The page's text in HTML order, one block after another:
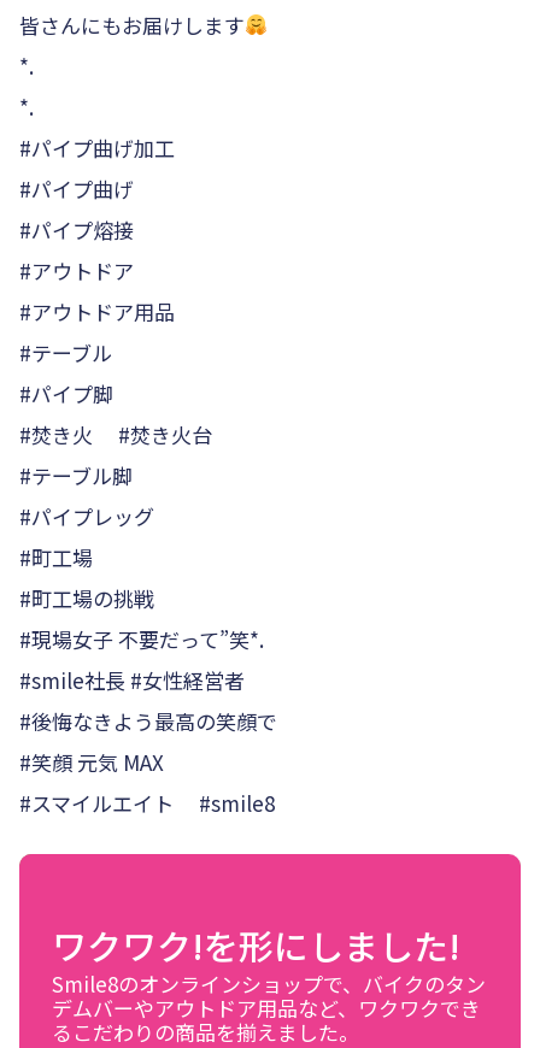
皆さんにもお届けします
*.
*.
#パイプ曲げ加工
#パイプ曲げ
#パイプ熔接
#アウトドア
#アウトドア用品
#テーブル
#パイプ脚
#焚き火 #焚き火台
#テーブル脚
#パイプレッグ
#町工場
#町工場の挑戦
#現場女子 不要だって”笑*.
#smile社長 #女性経営者
#後悔なきよう最高の笑顔で
#笑顔 元気 MAX
#スマイルエイト #smile8
ワクワク!を形にしました!
Smile8のオンラインショップで、バイクのタン
デムバーやアウトドア用品など、ワクワクでき
るこだわりの商品を揃えました。